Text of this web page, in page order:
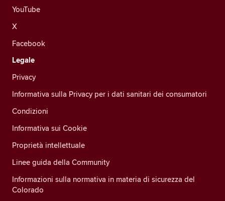
YouTube
X
Facebook
Legale
Privacy
Informativa sulla Privacy per i dati sanitari dei consumatori
Condizioni
Informativa sui Cookie
Proprietà intellettuale
Linee guida della Community
Informazioni sulla normativa in materia di sicurezza del
Colorado